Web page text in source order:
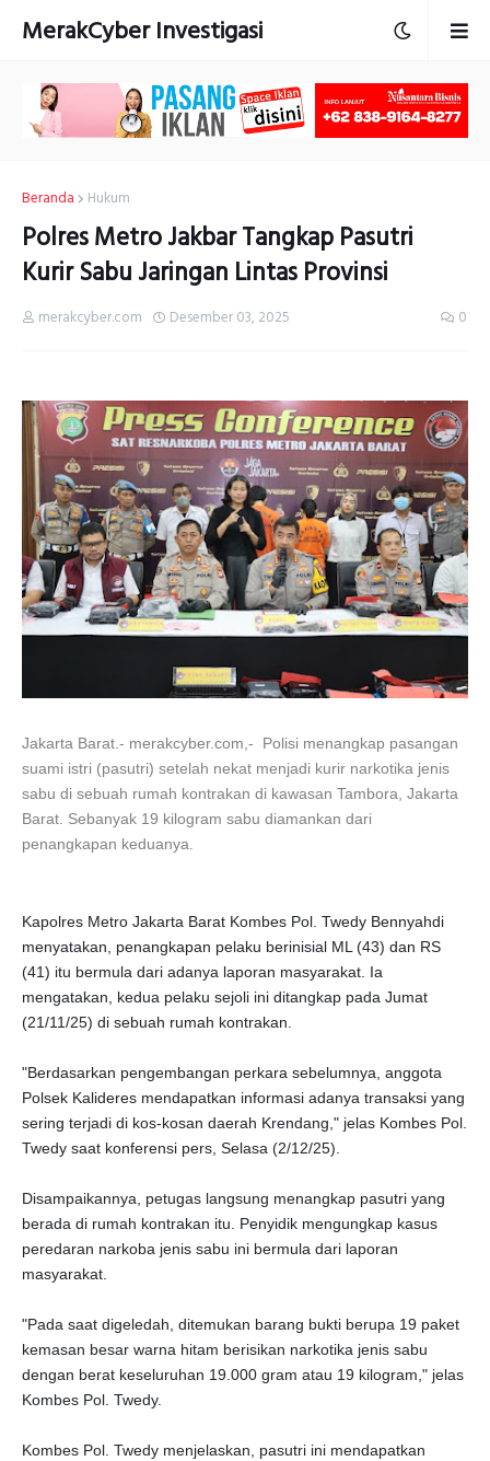
MerakCyber Investigasi
Beranda Hukum
Polres Metro Jakbar Tangkap Pasutri
Kurir Sabu Jaringan Lintas Provinsi
merakcyber.com Desember 03, 2025 0
Jakarta Barat.- merakcyber.com,- Polisi menangkap pasangan
suami istri (pasutri) setelah nekat menjadi kurir narkotika jenis
sabu di sebuah rumah kontrakan di kawasan Tambora, Jakarta
Barat. Sebanyak 19 kilogram sabu diamankan dari
penangkapan keduanya.
Kapolres Metro Jakarta Barat Kombes Pol. Twedy Bennyahdi
menyatakan, penangkapan pelaku berinisial ML (43) dan RS
(41) itu bermula dari adanya laporan masyarakat. Ia
mengatakan, kedua pelaku sejoli ini ditangkap pada Jumat
(21/11/25) di sebuah rumah kontrakan.
"Berdasarkan pengembangan perkara sebelumnya, anggota
Polsek Kalideres mendapatkan informasi adanya transaksi yang
sering terjadi di kos-kosan daerah Krendang," jelas Kombes Pol.
Twedy saat konferensi pers, Selasa (2/12/25).
Disampaikannya, petugas langsung menangkap pasutri yang
berada di rumah kontrakan itu. Penyidik mengungkap kasus
peredaran narkoba jenis sabu ini bermula dari laporan
masyarakat.
"Pada saat digeledah, ditemukan barang bukti berupa 19 paket
kemasan besar warna hitam berisikan narkotika jenis sabu
dengan berat keseluruhan 19.000 gram atau 19 kilogram," jelas
Kombes Pol. Twedy.
Kombes Pol. Twedy menjelaskan, pasutri ini mendapatkan